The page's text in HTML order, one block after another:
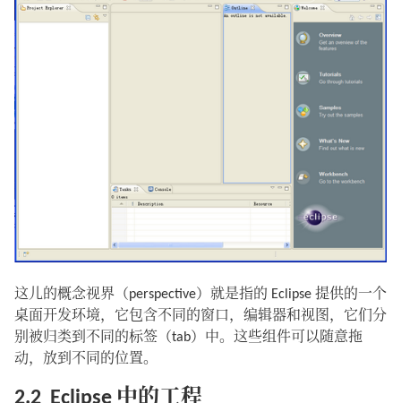
这儿的概念视界（perspective）就是指的 Eclipse 提供的一个
桌面开发环境，它包含不同的窗口，编辑器和视图，它们分
别被归类到不同的标签（tab）中。这些组件可以随意拖
动，放到不同的位置。
2.2 Eclipse 中的工程